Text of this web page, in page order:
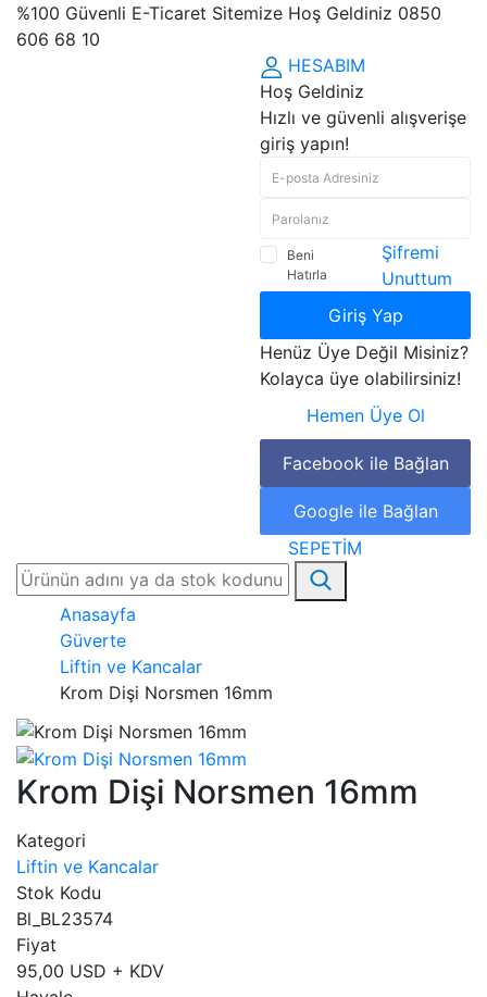
%100 Güvenli E-Ticaret Sitemize Hoş Geldiniz 0850
606 68 10
HESABIM
Hoş Geldiniz
Hızlı ve güvenli alışverişe
giriş yapın!
Beni
Hatırla
Şifremi
Unuttum
Giriş Yap
Henüz Üye Değil Misiniz?
Kolayca üye olabilirsiniz!
Hemen Üye Ol
Facebook ile Bağlan
Google ile Bağlan
SEPETİM
Anasayfa
Güverte
Liftin ve Kancalar
Krom Dişi Norsmen 16mm
Krom Dişi Norsmen 16mm
Kategori
Liftin ve Kancalar
Stok Kodu
Bl_BL23574
Fiyat
95,00 USD + KDV